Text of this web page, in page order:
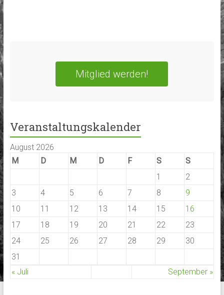
Mitglied werden!
Veranstaltungskalender
August 2026
M
D M D F S
S
1
2
3
4 5 6 7 8
9
10
11 12 13 14 15
16
17
18 19 20 21 22
23
24
25 26 27 28 29
30
31
« Juli
September »